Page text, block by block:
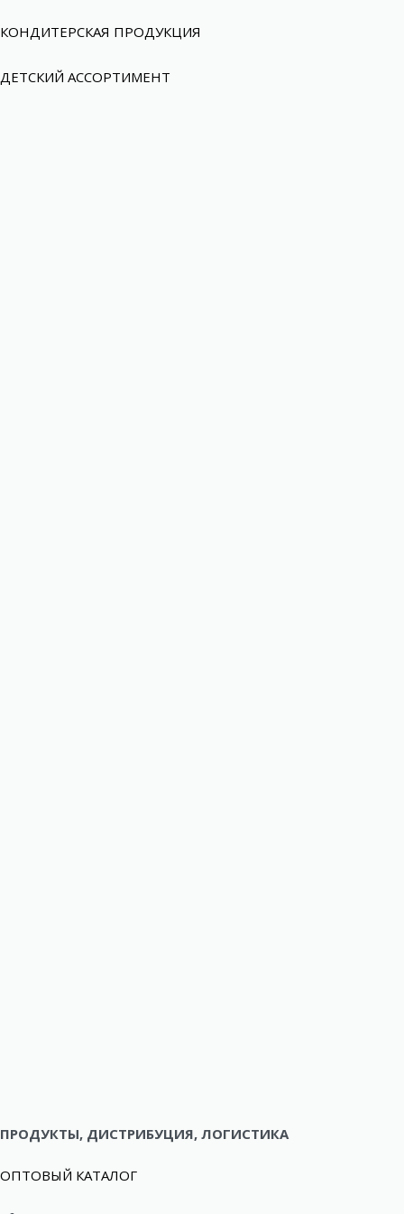
КОНДИТЕРСКАЯ ПРОДУКЦИЯ
ДЕТСКИЙ АССОРТИМЕНТ
ПРОДУКТЫ, ДИСТРИБУЦИЯ, ЛОГИСТИКА
ОПТОВЫЙ КАТАЛОГ